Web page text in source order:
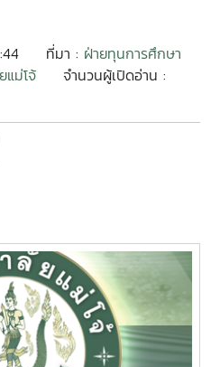
ที่มา : ฝ่ายทุนการศึกษา
แม่โจ้
จำนวนผู้เปิดอ่าน :